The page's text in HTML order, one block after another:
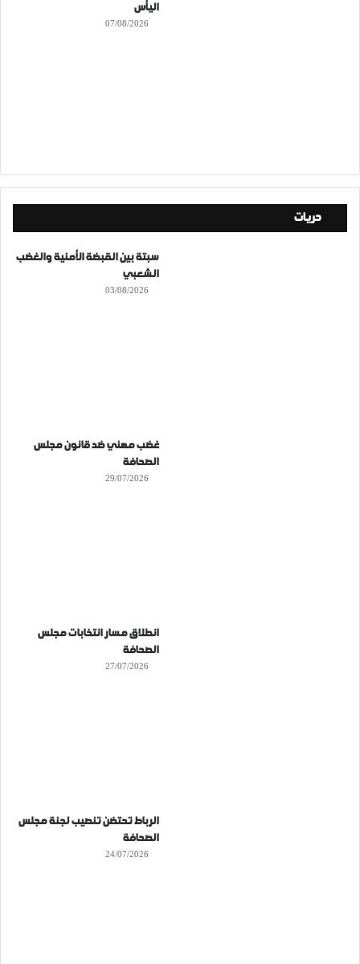
اليأس
07/08/2026
حريات
سبتة بين القبضة الأمنية والغضب
الشعبي
03/08/2026
غضب مهني ضد قانون مجلس
الصحافة
29/07/2026
انطلاق مسار انتخابات مجلس
الصحافة
27/07/2026
الرباط تحتضن تنصيب لجنة مجلس
الصحافة
24/07/2026